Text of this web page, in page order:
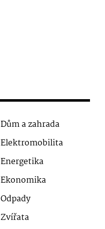
Dům a zahrada
Elektromobilita
Energetika
Ekonomika
Odpady
Zvířata